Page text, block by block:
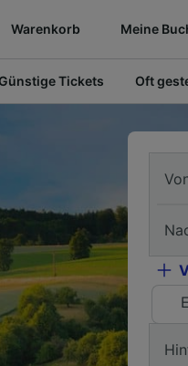
Warenkorb Meine
Günstige Tickets Oft